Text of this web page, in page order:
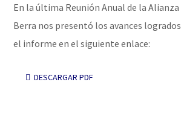
En la última Reunión Anual de la Alianza
Berra nos presentó los avances
el informe en el siguiente enlace:
DESCARGAR PDF